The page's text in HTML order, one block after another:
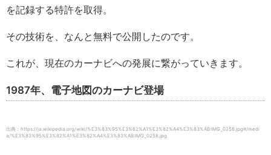
を記録する特許を取得。
その技術を、なんと無料で公開したのです。
これが、現在のカーナビへの発展に繋がっていきます。
1987年、電子地図のカーナビ登場
出典：https://ja.wikipedia.org/wiki/%E3%83%95%E3%82%A1%E3%82%A4%E3%83%AB:IMG_0258.jpg#/medi
a/%E3%83%95%E3%82%A1%E3%82%A4%E3%83%AB:IMG_0258.jpg